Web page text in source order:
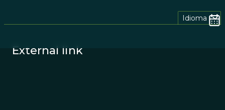
Idioma
External link